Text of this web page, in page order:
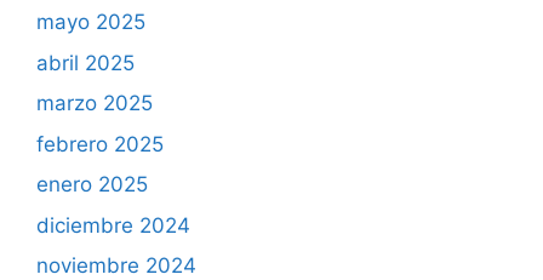
mayo 2025
abril 2025
marzo 2025
febrero 2025
enero 2025
diciembre 2024
noviembre 2024